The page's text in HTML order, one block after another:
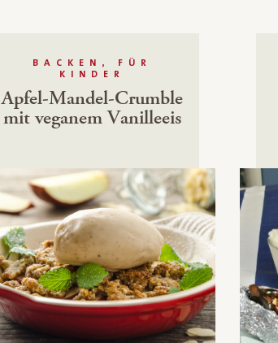
BACKEN, FÜR
KINDER
Apfel-Mandel-Crumble
mit veganem Vanilleeis